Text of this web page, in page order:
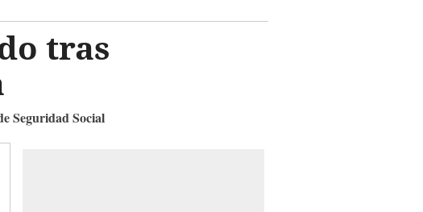
tras
Seguridad Social